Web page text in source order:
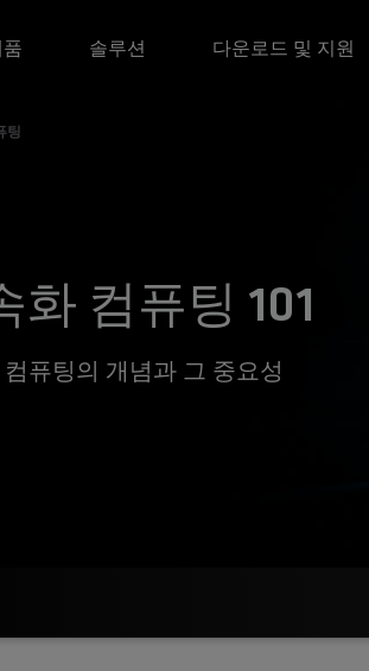
솔루션 다운로드 및 지원
팅
화 컴퓨팅 101
퓨팅의 개념과 그 중요성